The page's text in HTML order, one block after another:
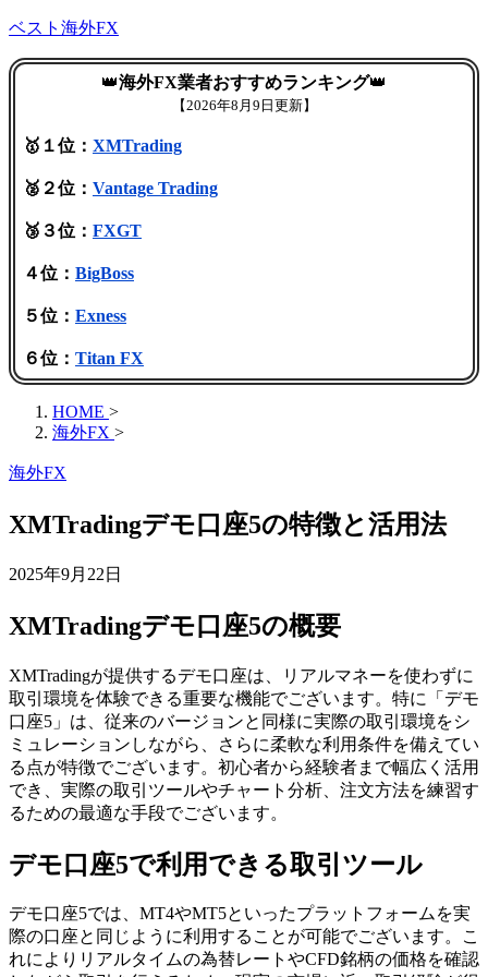
ベスト海外FX
👑海外FX業者おすすめランキング👑
【2026年8月9日更新】
🥇１位： XMTrading
🥈２位： Vantage Trading
🥉３位： FXGT
４位： BigBoss
５位： Exness
６位： Titan FX
HOME >
海外FX >
海外FX
XMTradingデモ口座5の特徴と活用法
2025年9月22日
XMTradingデモ口座5の概要
XMTradingが提供するデモ口座は、リアルマネーを使わずに
取引環境を体験できる重要な機能でございます。特に「デモ
口座5」は、従来のバージョンと同様に実際の取引環境をシ
ミュレーションしながら、さらに柔軟な利用条件を備えてい
る点が特徴でございます。初心者から経験者まで幅広く活用
でき、実際の取引ツールやチャート分析、注文方法を練習す
るための最適な手段でございます。
デモ口座5で利用できる取引ツール
デモ口座5では、MT4やMT5といったプラットフォームを実
際の口座と同じように利用することが可能でございます。こ
れによりリアルタイムの為替レートやCFD銘柄の価格を確認